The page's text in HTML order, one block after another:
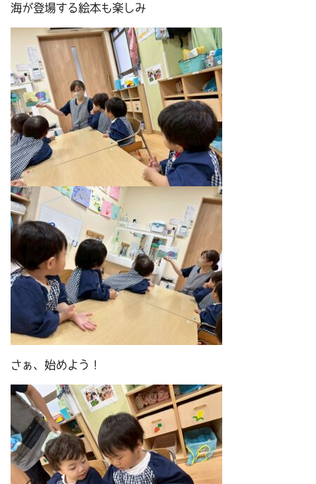
海が登場する絵本も楽しみ
さぁ、始めよう！